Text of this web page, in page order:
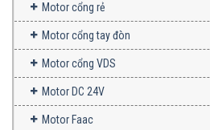
Motor cổng rẻ
Motor cổng tay đòn
Motor cổng VDS
Motor DC 24V
Motor Faac